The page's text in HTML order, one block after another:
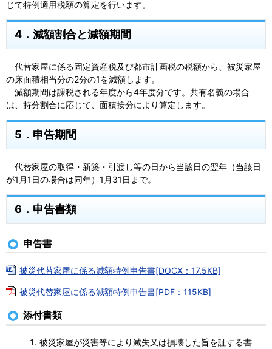
じて特例適用税額の算定を行います。
4．減額割合と減額期間
代替家屋に係る固定資産税及び都市計画税の税額から、被災家屋
の床面積相当分の2分の1を減額します。
減額期間は課税される年度から4年度分です。共有名義の場合
は、持分割合に応じて、面積按分により算定します。
5．申告期間
代替家屋の取得・新築・引渡し等の日から当該日の翌年（当該日
が1月1日の場合は同年）1月31日まで。
6．申告書類
申告書
被災代替家屋に係る減額特例申告書[DOCX：17.5KB]
被災代替家屋に係る減額特例申告書[PDF：115KB]
添付書類
被災家屋が災害等により滅失又は損壊した旨を証する書